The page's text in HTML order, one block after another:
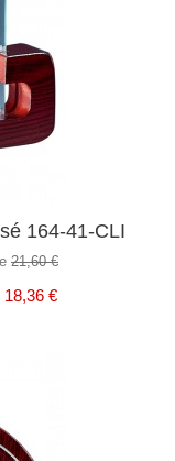
164-41-CLI
21,60 €
18,36 €